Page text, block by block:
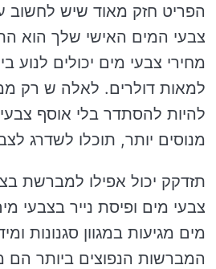
הפריט חזק מאוד שיש לחשוב
צבעי המים האישי שלך הוא
מחירי צבעי מים יכולים לנוע
למאות דולרים. לאלה ש רק
להיות להסתדר בלי אוסף
מנוסים יותר, תוכלו לשדרג
תזדקק יכול אפילו למברשת
צבעי מים ופיסת נייר בצבעי
מים מגיעות במגוון סגנונות
המברשות הנפוצים ביותר הם